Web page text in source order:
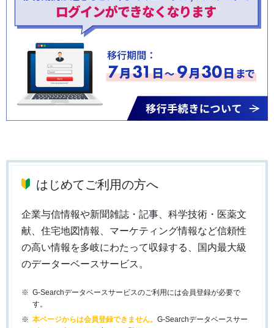
はじめてご利用の方へ
企業与信情報や新聞雑誌・記事、科学技術・医薬文
献、住宅地図情報、マーケティング情報など信頼性
の高い情報を多岐にわたって収録する、国内最大級
のデーターベースサービス。
G-Searchデータベースサービスのご利用には会員登録が必要で
す。
本ページからは会員登録できません。 G-Searchデータベースサー